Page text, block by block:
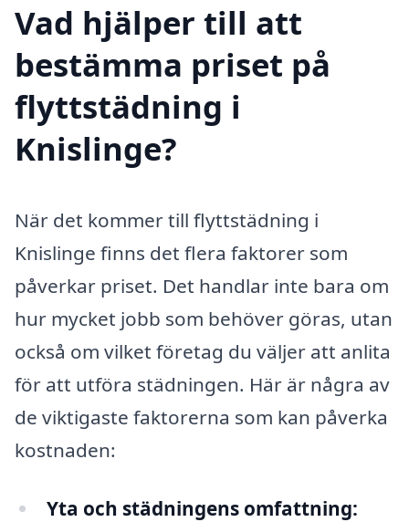
Vad hjälper till att
bestämma priset på
flyttstädning i
Knislinge?
När det kommer till flyttstädning i
Knislinge finns det flera faktorer som
påverkar priset. Det handlar inte bara om
hur mycket jobb som behöver göras, utan
också om vilket företag du väljer att anlita
för att utföra städningen. Här är några av
de viktigaste faktorerna som kan påverka
kostnaden:
Yta och städningens omfattning: